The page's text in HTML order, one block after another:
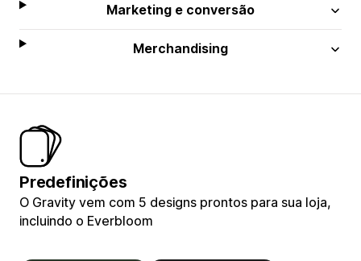
Marketing e conversão
Merchandising
Predefinições
O Gravity vem com 5 designs prontos para sua loja,
incluindo o Everbloom